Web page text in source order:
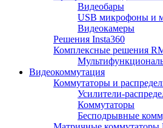
Видеобары
USB микрофоны и
Видеокамеры
Решения Insta360
Комплексные решения
Видеокоммутация
Коммутаторы и
Усилители-
Коммутаторы
Бесподрывные